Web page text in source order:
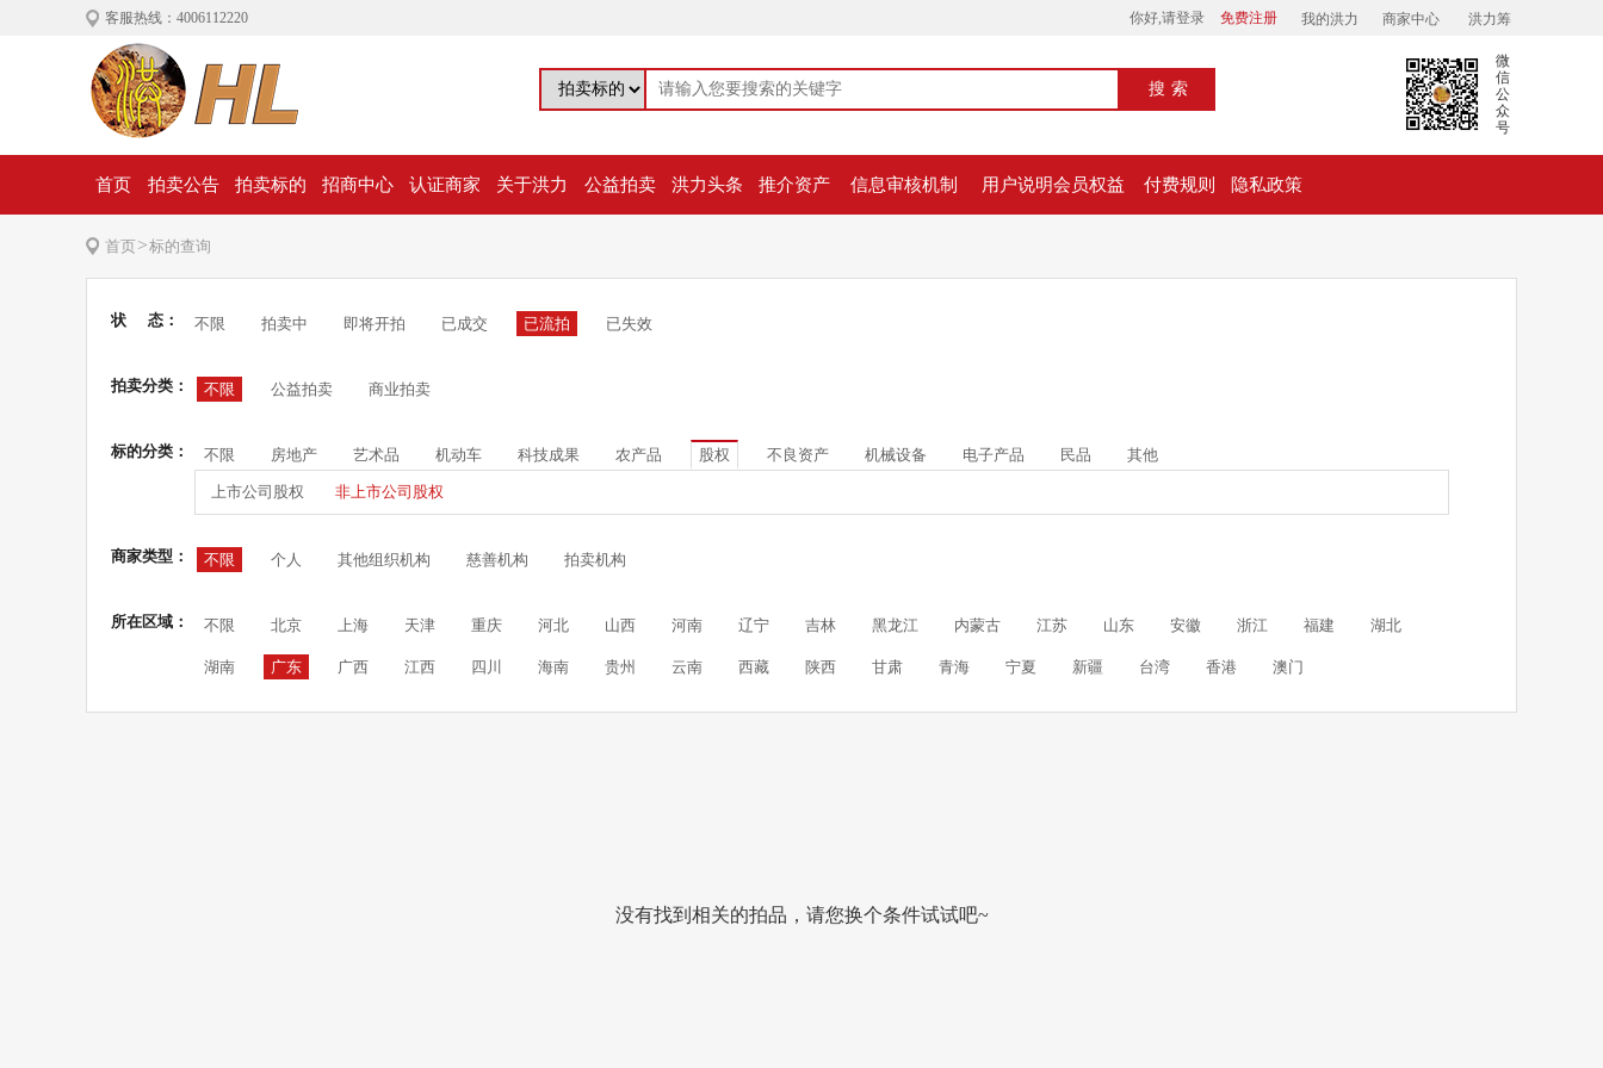
客服热线：4006112220 你好,请登录 免费注册 我的洪力 商家中心 洪力筹
搜索
微
信
公
众
号
首页 拍卖公告 拍卖标的 招商中心 认证商家 关于洪力 公益拍卖 洪力头条 推介资产 信息审核机制 用户说明会员权益 付费规则 隐私政策
首页>标的查询
状 态： 不限 拍卖中 即将开拍 已成交 已流拍 已失效
拍卖分类： 不限 公益拍卖 商业拍卖
标的分类： 不限 房地产 艺术品 机动车 科技成果 农产品 股权 不良资产 机械设备 电子产品 民品 其他
上市公司股权 非上市公司股权
商家类型： 不限 个人 其他组织机构 慈善机构 拍卖机构
所在区域： 不限 北京 上海 天津 重庆 河北 山西 河南 辽宁 吉林 黑龙江 内蒙古 江苏 山东 安徽 浙江 福建 湖北
湖南 广东 广西 江西 四川 海南 贵州 云南 西藏 陕西 甘肃 青海 宁夏 新疆 台湾 香港 澳门
没有找到相关的拍品，请您换个条件试试吧~